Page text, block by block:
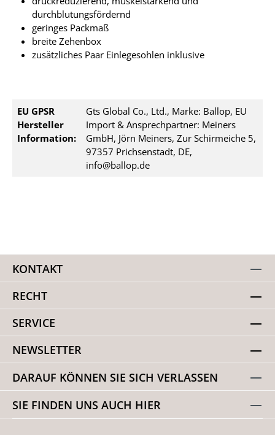
durchblutungsfördernd
geringes Packmaß
breite Zehenbox
zusätzliches Paar Einlegesohlen inklusive
EU GPSR
Hersteller
Information:
Gts Global Co., Ltd., Marke: Ballop, EU
Import & Ansprechpartner: Meiners
GmbH, Jörn Meiners, Zur Schirmeiche 5,
97357 Prichsenstadt, DE,
info@ballop.de
KONTAKT
RECHT
SERVICE
NEWSLETTER
DARAUF KÖNNEN SIE SICH VERLASSEN
SIE FINDEN UNS AUCH HIER